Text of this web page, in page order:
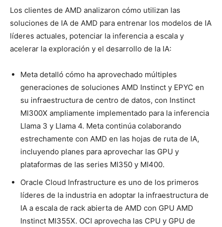
Los clientes de AMD analizaron cómo utilizan las
soluciones de IA de AMD para entrenar los modelos de IA
líderes actuales, potenciar la inferencia a escala y
acelerar la exploración y el desarrollo de la IA:
Meta detalló cómo ha aprovechado múltiples
generaciones de soluciones AMD Instinct y EPYC en
su infraestructura de centro de datos, con Instinct
MI300X ampliamente implementado para la inferencia
Llama 3 y Llama 4. Meta continúa colaborando
estrechamente con AMD en las hojas de ruta de IA,
incluyendo planes para aprovechar las GPU y
plataformas de las series MI350 y MI400.
Oracle Cloud Infrastructure es uno de los primeros
líderes de la industria en adoptar la infraestructura de
IA a escala de rack abierta de AMD con GPU AMD
Instinct MI355X. OCI aprovecha las CPU y GPU de